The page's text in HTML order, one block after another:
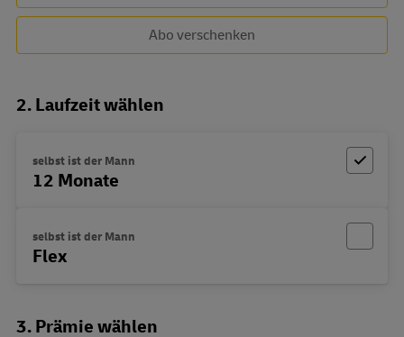
Abo verschenken
2. Laufzeit wählen
selbst ist der Mann
12 Monate
selbst ist der Mann
Flex
3. Prämie wählen